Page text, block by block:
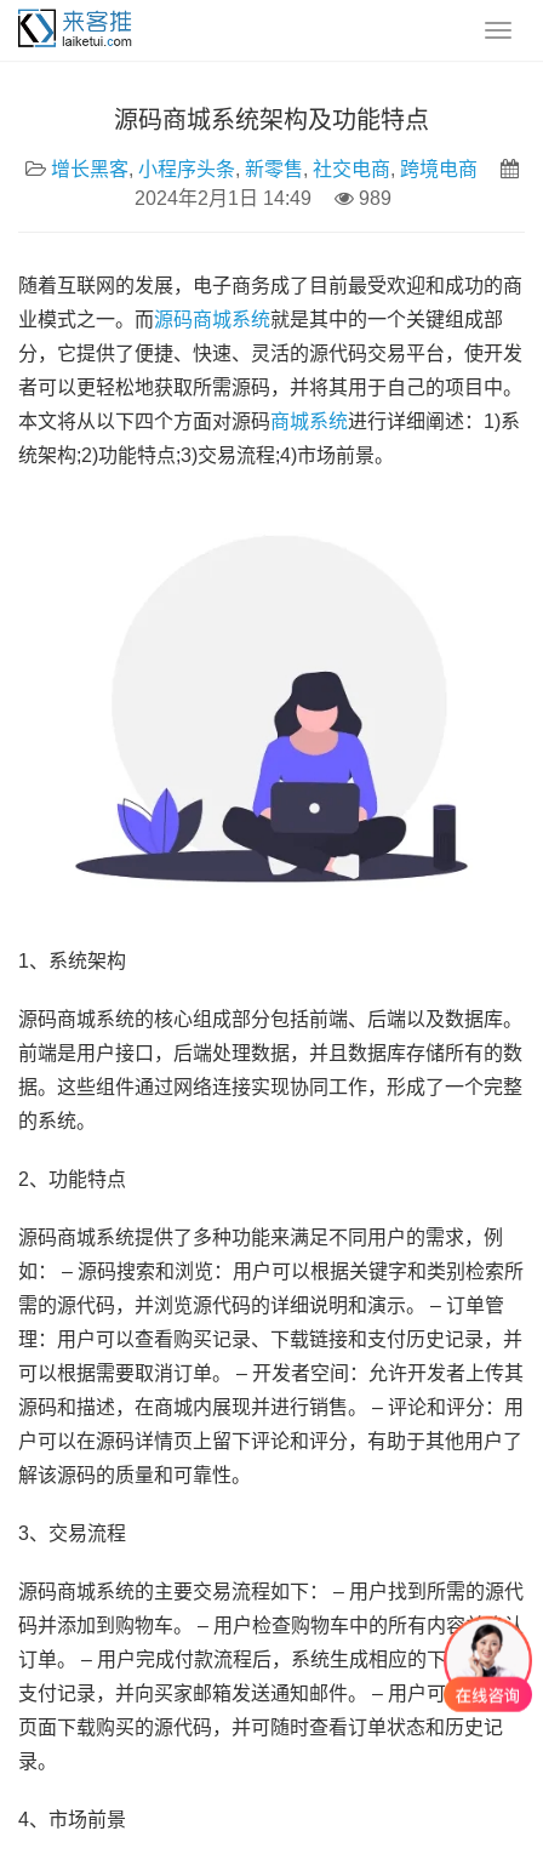
源码商城系统架构及功能特点
增长黑客, 小程序头条, 新零售, 社交电商, 跨境电商
2024年2月1日 14:49
989
随着互联网的发展，电子商务成了目前最受欢迎和成功的商
业模式之一。而源码商城系统就是其中的一个关键组成部
分，它提供了便捷、快速、灵活的源代码交易平台，使开发
者可以更轻松地获取所需源码，并将其用于自己的项目中。
本文将从以下四个方面对源码商城系统进行详细阐述：1)系
统架构;2)功能特点;3)交易流程;4)市场前景。
1、系统架构
源码商城系统的核心组成部分包括前端、后端以及数据库。
前端是用户接口，后端处理数据，并且数据库存储所有的数
据。这些组件通过网络连接实现协同工作，形成了一个完整
的系统。
2、功能特点
源码商城系统提供了多种功能来满足不同用户的需求，例
如： – 源码搜索和浏览：用户可以根据关键字和类别检索所
需的源代码，并浏览源代码的详细说明和演示。 – 订单管
理：用户可以查看购买记录、下载链接和支付历史记录，并
可以根据需要取消订单。 – 开发者空间：允许开发者上传其
源码和描述，在商城内展现并进行销售。 – 评论和评分：用
户可以在源码详情页上留下评论和评分，有助于其他用户了
解该源码的质量和可靠性。
3、交易流程
源码商城系统的主要交易流程如下： – 用户找到所需的源代
码并添加到购物车。 – 用户检查购物车中的所有内容并确认
订单。 – 用户完成付款流程后，系统生成相应的下载链接和
支付记录，并向买家邮箱发送通知邮件。 – 用户可以从订单
页面下载购买的源代码，并可随时查看订单状态和历史记
录。
4、市场前景